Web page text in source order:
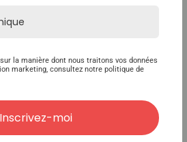
POUR LA
la manière dont nous traitons vos données
marketing, consultez notre politique de
Inscrivez-moi